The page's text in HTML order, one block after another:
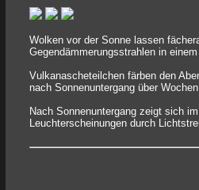
Wolken vor der Sonne lassen
Gegendämmerungsstrahlen in
Vulkanascheteilchen färben den
nach Sonnenuntergang über
Nach Sonnenuntergang zeigt sich
Leuchterscheinungen durch